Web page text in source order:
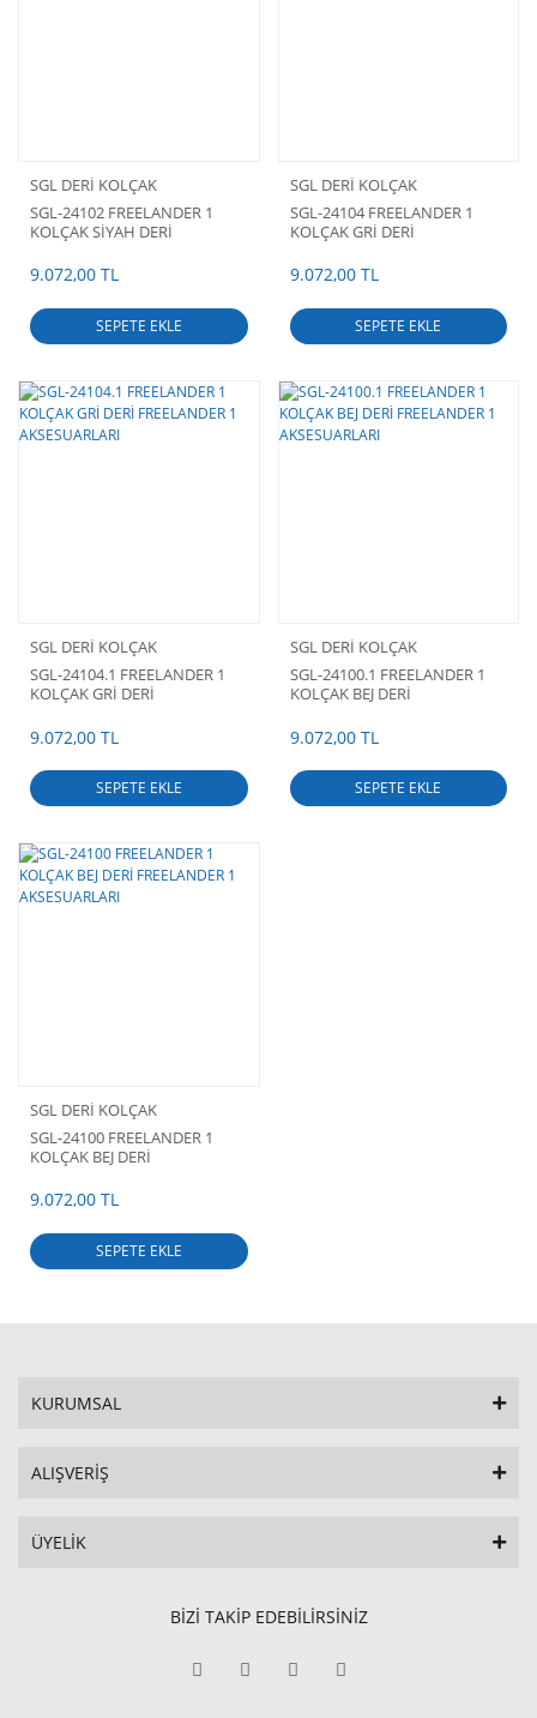
SGL DERİ KOLÇAK
SGL-24102 FREELANDER 1
KOLÇAK SİYAH DERİ
9.072,00 TL
SEPETE EKLE
SGL DERİ KOLÇAK
SGL-24104 FREELANDER 1
KOLÇAK GRİ DERİ
9.072,00 TL
SEPETE EKLE
SGL DERİ KOLÇAK
SGL-24104.1 FREELANDER 1
KOLÇAK GRİ DERİ
9.072,00 TL
SEPETE EKLE
SGL DERİ KOLÇAK
SGL-24100.1 FREELANDER 1
KOLÇAK BEJ DERİ
9.072,00 TL
SEPETE EKLE
SGL DERİ KOLÇAK
SGL-24100 FREELANDER 1
KOLÇAK BEJ DERİ
9.072,00 TL
SEPETE EKLE
KURUMSAL
ALIŞVERİŞ
ÜYELİK
BİZİ TAKİP EDEBİLİRSİNİZ